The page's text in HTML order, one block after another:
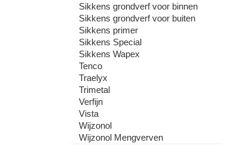
Sikkens grondverf voor binnen
Sikkens grondverf voor buiten
Sikkens primer
Sikkens Special
Sikkens Wapex
Tenco
Traelyx
Trimetal
Verfijn
Vista
Wijzonol
Wijzonol Mengverven